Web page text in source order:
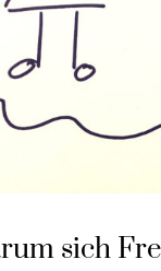
sich